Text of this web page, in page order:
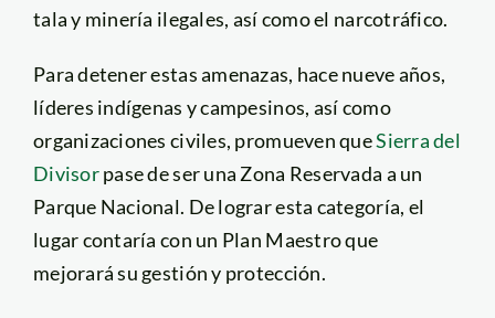
tala y minería ilegales, así como el narcotráfico.
Para detener estas amenazas, hace nueve años,
líderes indígenas y campesinos, así como
organizaciones civiles, promueven queSierra del
Divisorpase de ser una Zona Reservada a un
Parque Nacional. De lograr esta categoría, el
lugar contaría con un Plan Maestro que
mejorará su gestión y protección.